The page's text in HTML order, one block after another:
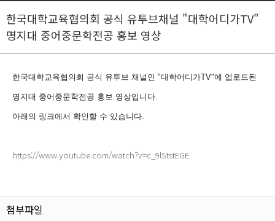
한국대학교육협의회 공식 유투브채널 "대학어디가TV"
명지대 중어중문학전공 홍보 영상
한국대학교육협의회 공식 유투브 채널인 "대학어디가TV"에 업로드된
명지대 중어중문학전공 홍보 영상입니다.
아래의 링크에서 확인할 수 있습니다.
https://www.youtube.com/watch?v=c_9lStstEGE
첨부파일